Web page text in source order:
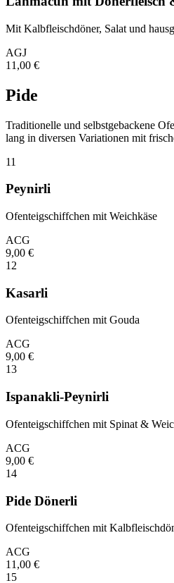
Mit Kalbfleischdöner, Salat und
AGJ
11,00 €
Pide
Traditionelle und selbstgebackene
lang in diversen Variationen mit
11
Peynirli
Ofenteigschiffchen mit Weichkäse
ACG
9,00 €
12
Kasarli
Ofenteigschiffchen mit Gouda
ACG
9,00 €
13
Ispanakli-Peynirli
Ofenteigschiffchen mit Spinat &
ACG
9,00 €
14
Pide Dönerli
Ofenteigschiffchen mit
ACG
11,00 €
15